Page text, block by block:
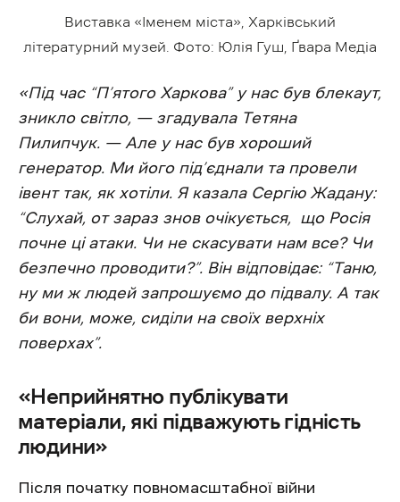
Виставка «Іменем міста», Харківський
літературний музей. Фото: Юлія Гуш, Ґвара Медіа
«Під час “П’ятого Харкова” у нас був блекаут,
зникло світло, — згадувала Тетяна
Пилипчук. — Але у нас був хороший
генератор. Ми його під’єднали та провели
івент так, як хотіли. Я казала Сергію Жадану:
“Слухай, от зараз знов очікується, що Росія
почне ці атаки. Чи не скасувати нам все? Чи
безпечно проводити?”. Він відповідає: “Таню,
ну ми ж людей запрошуємо до підвалу. А так
би вони, може, сиділи на своїх верхніх
поверхах”.
«Неприйнятно публікувати
матеріали, які підважують гідність
людини»
Після початку повномасштабної війни